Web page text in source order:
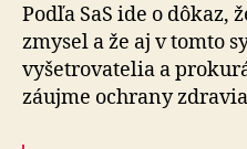
Podľa SaS ide o dôkaz,
zmysel a že aj v tomto
vyšetrovatelia a
záujme ochrany